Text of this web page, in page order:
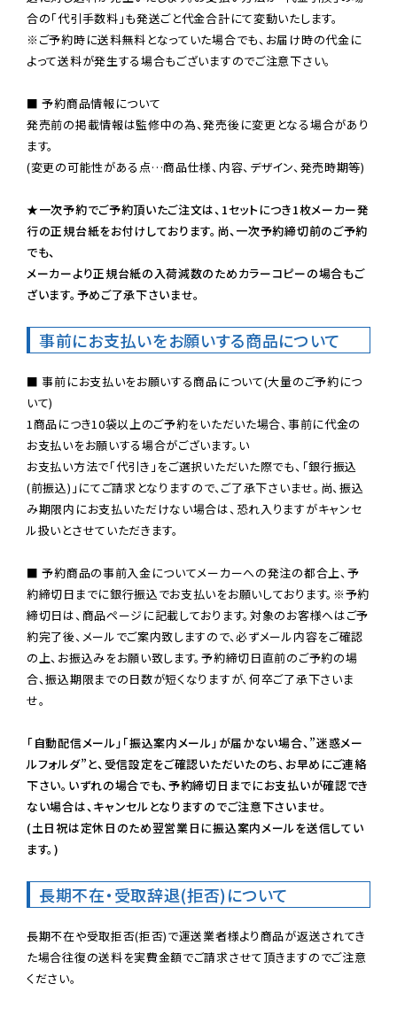
※ご予約時に送料無料となっていた場合でも、お届け時の代金に
よって送料が発生する場合もございますのでご注意下さい。
■ 予約商品情報について
発売前の掲載情報は監修中の為、発売後に変更となる場合があり
ます。
(変更の可能性がある点…商品仕様、内容、デザイン、発売時期等)
★一次予約でご予約頂いたご注文は、1セットにつき1枚メーカー発
行の正規台紙をお付けしております。尚、一次予約締切前のご予約
でも、
メーカーより正規台紙の入荷減数のためカラーコピーの場合もご
ざいます。予めご了承下さいませ。
事前にお支払いをお願いする商品について
■ 事前にお支払いをお願いする商品について(大量のご予約につ
いて)
1商品につき10袋以上のご予約をいただいた場合、事前に代金の
お支払いをお願いする場合がございます。い
お支払い方法で「代引き」をご選択いただいた際でも、「銀行振込
(前振込)」にてご請求となりますので、ご了承下さいませ。尚、振込
み期限内にお支払いただけない場合は、恐れ入りますがキャンセ
ル扱いとさせていただきます。
■ 予約商品の事前入金についてメーカーへの発注の都合上、予
約締切日までに銀行振込でお支払いをお願いしております。※予約
締切日は、商品ページに記載しております。対象のお客様へはご予
約完了後、メールでご案内致しますので、必ずメール内容をご確認
の上、お振込みをお願い致します。予約締切日直前のご予約の場
合、振込期限までの日数が短くなりますが、何卒ご了承下さいま
せ。
「自動配信メール」「振込案内メール」が届かない場合、”迷惑メー
ルフォルダ”と、受信設定をご確認いただいたのち、お早めにご連絡
下さい。いずれの場合でも、予約締切日までにお支払いが確認でき
ない場合は、キャンセルとなりますのでご注意下さいませ。
(土日祝は定休日のため翌営業日に振込案内メールを送信してい
ます。)
長期不在・受取辞退(拒否)について
長期不在や受取拒否(拒否)で運送業者様より商品が返送されてき
た場合往復の送料を実費金額でご請求させて頂きますのでご注意
ください。